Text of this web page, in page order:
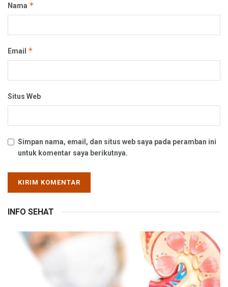
Nama *
Email *
Situs Web
Simpan nama, email, dan situs web saya pada peramban ini
untuk komentar saya berikutnya.
INFO SEHAT